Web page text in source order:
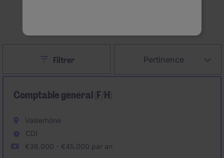
Pertinence
CloseFiltrer
Comptable général (F/H)
Valserhône
CDI
€36.000 - €45.000 par an